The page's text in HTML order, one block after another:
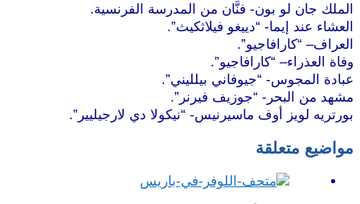
الملك جان لو بون- فنَّان من المدرسة الفرنسية.
العشاء عند إيما- “دييغو فيلاثكيث”.
العراف– “كارافاجيو”.
وفاة العذراء– “كارافاجيو”.
عبادة المجوس- “جيوفاني بيلليني”.
مشهد من البحر- “جوزيف فيرنر”.
بورتريه لويز أوف ماسيرنيس- “نيكولا دي لارجيليير”.
مواضيع متعلقة